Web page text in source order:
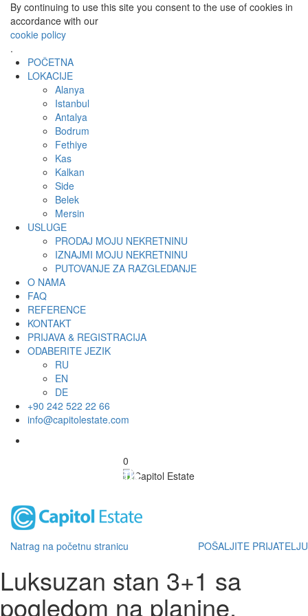
By continuing to use this site you consent to the use of cookies in
accordance with our
cookie policy
.
POČETNA
LOKACIJE
Alanya
Istanbul
Antalya
Bodrum
Fethiye
Kas
Kalkan
Side
Belek
Mersin
USLUGE
PRODAJ MOJU NEKRETNINU
IZNAJMI MOJU NEKRETNINU
PUTOVANJE ZA RAZGLEDANJE
O NAMA
FAQ
REFERENCE
KONTAKT
PRIJAVA & REGISTRACIJA
ODABERITE JEZIK
RU
EN
DE
+90 242 522 22 66
info@capitolestate.com
0
Natrag na početnu stranicu POŠALJITE PRIJATELJU
Luksuzan stan 3+1 sa
pogledom na planine,